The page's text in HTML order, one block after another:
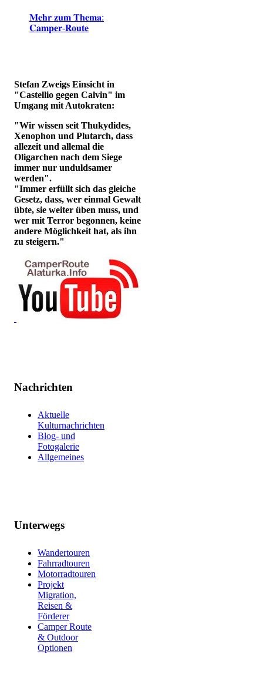
𝐌𝐞𝐡𝐫 𝐳𝐮𝐦 𝐓𝐡𝐞𝐦𝐚:
𝐂𝐚𝐦𝐩𝐞𝐫-𝐑𝐨𝐮𝐭𝐞
Stefan Zweigs Einsicht in
"Castellio gegen Calvin" im
Umgang mit Autokraten:
"Wir wissen seit Thukydides,
Xenophon und Plutarch, dass
allezeit und allemal die
Oligarchen nach dem Siege
immer nur unduldsamer
werden".
"Immer erfüllt sich das gleiche
Gesetz, dass, wer einmal Gewalt
übte, sie weiter üben muss, und
wer mit Terror begonnen, keine
andere Möglichkeit hat, als ihn
zu steigern."
Nachrichten
Aktuelle
Kulturnachrichten
Blog- und
Fotogalerie
Allgemeines
Unterwegs
Wandertouren
Fahrradtouren
Motorradtouren
Projekt
Migration,
Reisen &
Förderer
Camper Route
& Outdoor
Optionen